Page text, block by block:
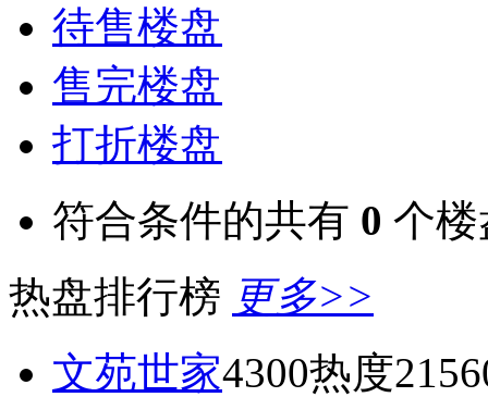
待售楼盘
售完楼盘
打折楼盘
符合条件的共有 0 个楼
热盘排行榜 更多>>
文苑世家4300热度